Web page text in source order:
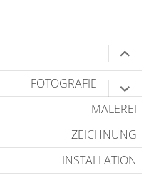
FOTOGRAFIE
MALEREI
ZEICHNUNG
INSTALLATION